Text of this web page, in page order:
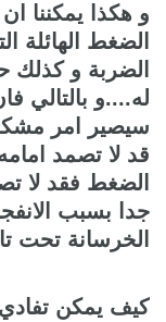
و هكذا يمكننا
الضغط الهائلة
الضربة و كذلك
له....و بالتالي
سيصير امر
قد لا تصمد
الضغط فقد لا
جدا بسبب
الخرسانة تحت
كيف يمكن